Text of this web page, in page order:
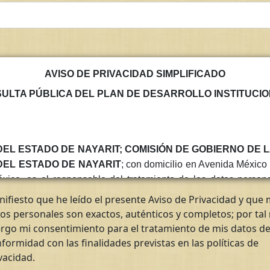
AVISO DE PRIVACIDAD SIMPLIFICADO
PÚBLICA DEL PLAN DE DESARROLLO
ESTADO DE NAYARIT; COMISIÓN DE GOBIERNO DE
ESTADO DE NAYARIT; con domicilio en Avenida
es el responsable del tratamiento de los datos
a lo dispuesto por los artículos 16 de la Constitución
Política del Estado Libre y Soberano de Nayarit, así como
la Ley de Protección de Datos Personales en Posesión
que resulte aplicable.
que he leído el presente Aviso de Privacidad y que
personales son exactos, auténticos y completos; por tal
mi consentimiento para el tratamiento de mis datos de
con las finalidades previstas en las políticas de